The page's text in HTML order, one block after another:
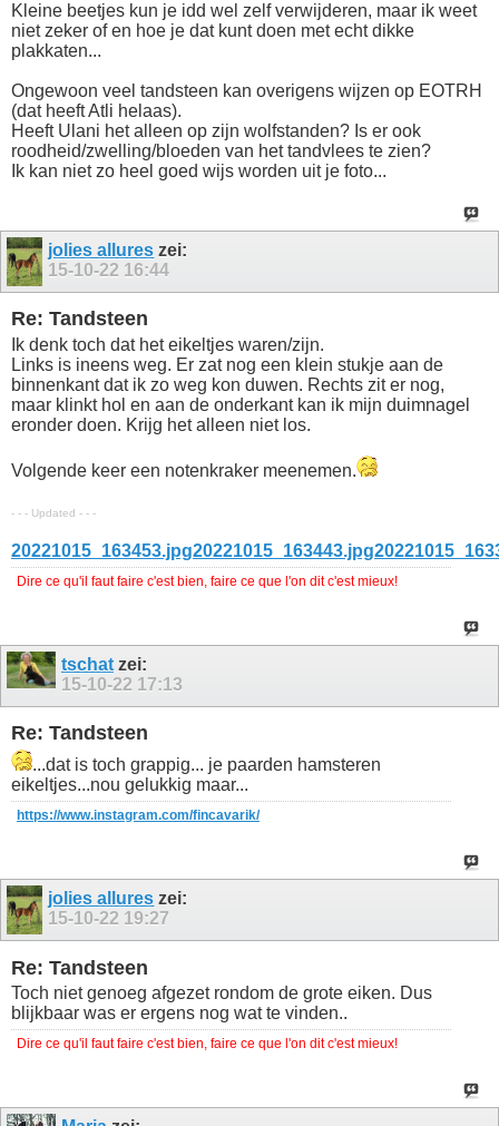
Kleine beetjes kun je idd wel zelf verwijderen, maar ik weet
niet zeker of en hoe je dat kunt doen met echt dikke
plakkaten...
Ongewoon veel tandsteen kan overigens wijzen op EOTRH
(dat heeft Atli helaas).
Heeft Ulani het alleen op zijn wolfstanden? Is er ook
roodheid/zwelling/bloeden van het tandvlees te zien?
Ik kan niet zo heel goed wijs worden uit je foto...
jolies allures zei:
15-10-22 16:44
Re: Tandsteen
Ik denk toch dat het eikeltjes waren/zijn.
Links is ineens weg. Er zat nog een klein stukje aan de
binnenkant dat ik zo weg kon duwen. Rechts zit er nog,
maar klinkt hol en aan de onderkant kan ik mijn duimnagel
eronder doen. Krijg het alleen niet los.
Volgende keer een notenkraker meenemen.
- - - Updated - - -
20221015_163453.jpg20221015_163443.jpg
Dire ce qu'il faut faire c'est bien, faire ce que l'on dit c'est mieux!
tschat zei:
15-10-22 17:13
Re: Tandsteen
...dat is toch grappig... je paarden hamsteren
eikeltjes...nou gelukkig maar...
https://www.instagram.com/fincavarik/
jolies allures zei:
15-10-22 19:27
Re: Tandsteen
Toch niet genoeg afgezet rondom de grote eiken. Dus
blijkbaar was er ergens nog wat te vinden..
Dire ce qu'il faut faire c'est bien, faire ce que l'on dit c'est mieux!